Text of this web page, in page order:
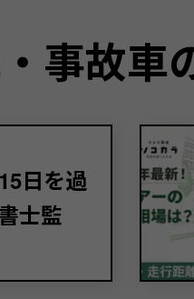
事故車
日を過
士監